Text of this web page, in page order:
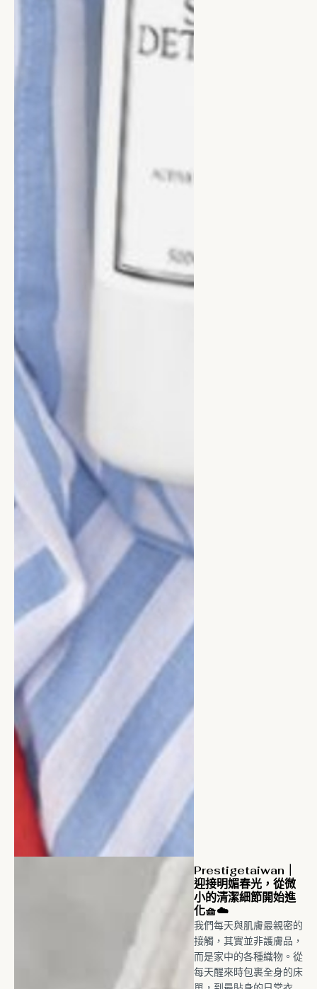
Prestigetaiwan｜
迎接明媚春光，從微
小的清潔細節開始進
化🧺☁️
我們每天與肌膚最親密的
接觸，其實並非護膚品，
而是家中的各種織物。從
每天醒來時包裹全身的床